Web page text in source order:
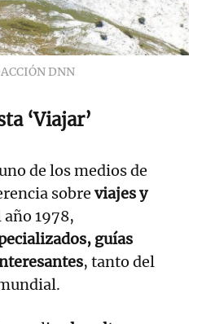
DNN
‘Viajar’
de los medios de
sobre viajes y
año 1978,
guías
, tanto del